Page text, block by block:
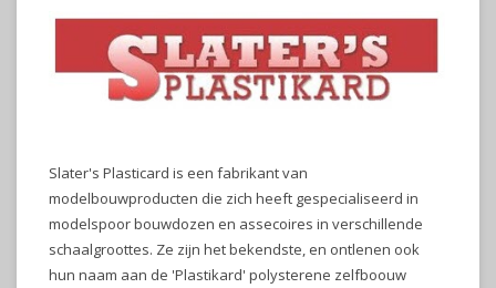
Slater's Plasticard is een fabrikant van
modelbouwproducten die zich heeft gespecialiseerd in
modelspoor bouwdozen en assecoires in verschillende
schaalgroottes. Ze zijn het bekendste, en ontlenen ook
hun naam aan de 'Plastikard' polysterene zelfboouw